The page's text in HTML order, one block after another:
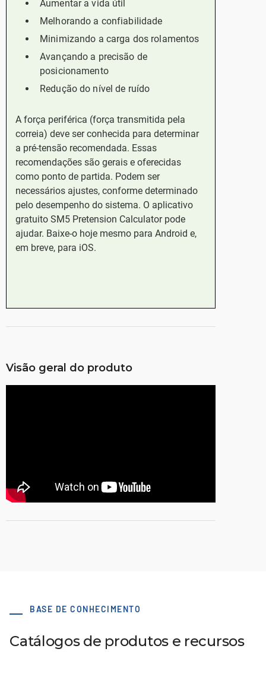
Aumentar a vida útil
Melhorando a confiabilidade
Minimizando a carga dos rolamentos
Avançando a precisão de
posicionamento
Redução do nível de ruído
A força periférica (força transmitida pela
correia) deve ser conhecida para determinar
a pré-tensão recomendada. Essas
recomendações são gerais e oferecidas
como ponto de partida. Podem ser
necessários ajustes, conforme determinado
pelo desempenho do sistema. O aplicativo
gratuito SM5 Pretension Calculator pode
ajudar. Baixe-o hoje mesmo para Android e,
em breve, para iOS.
Visão geral do produto
BASE DE CONHECIMENTO
Catálogos de produtos e recursos